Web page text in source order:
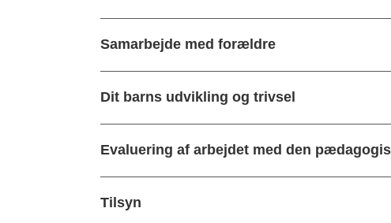
Samarbejde med forældre
Dit barns udvikling og trivsel
Evaluering af arbejdet med den
Tilsyn